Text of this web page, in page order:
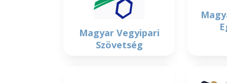
Magyar Vegyipari
Szövetség